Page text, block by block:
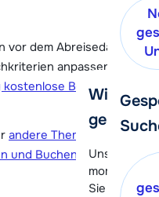
Wir
gerne
Unser
momentan
Sie können
dem Abreisedatum
anpassen oder
kostenlose Beratung
andere Themen
um oder
und Buchen